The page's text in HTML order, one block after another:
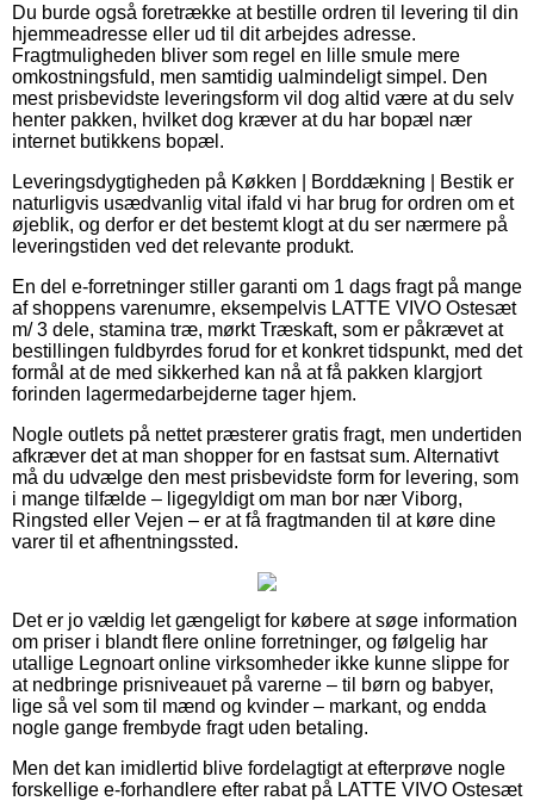
Du burde også foretrække at bestille ordren til levering til din
hjemmeadresse eller ud til dit arbejdes adresse.
Fragtmuligheden bliver som regel en lille smule mere
omkostningsfuld, men samtidig ualmindeligt simpel. Den
mest prisbevidste leveringsform vil dog altid være at du selv
henter pakken, hvilket dog kræver at du har bopæl nær
internet butikkens bopæl.
Leveringsdygtigheden på Køkken | Borddækning | Bestik er
naturligvis usædvanlig vital ifald vi har brug for ordren om et
øjeblik, og derfor er det bestemt klogt at du ser nærmere på
leveringstiden ved det relevante produkt.
En del e-forretninger stiller garanti om 1 dags fragt på mange
af shoppens varenumre, eksempelvis LATTE VIVO Ostesæt
m/ 3 dele, stamina træ, mørkt Træskaft, som er påkrævet at
bestillingen fuldbyrdes forud for et konkret tidspunkt, med det
formål at de med sikkerhed kan nå at få pakken klargjort
forinden lagermedarbejderne tager hjem.
Nogle outlets på nettet præsterer gratis fragt, men undertiden
afkræver det at man shopper for en fastsat sum. Alternativt
må du udvælge den mest prisbevidste form for levering, som
i mange tilfælde – ligegyldigt om man bor nær Viborg,
Ringsted eller Vejen – er at få fragtmanden til at køre dine
varer til et afhentningssted.
Det er jo vældig let gængeligt for købere at søge information
om priser i blandt flere online forretninger, og følgelig har
utallige Legnoart online virksomheder ikke kunne slippe for
at nedbringe prisniveauet på varerne – til børn og babyer,
lige så vel som til mænd og kvinder – markant, og endda
nogle gange frembyde fragt uden betaling.
Men det kan imidlertid blive fordelagtigt at efterprøve nogle
forskellige e-forhandlere efter rabat på LATTE VIVO Ostesæt